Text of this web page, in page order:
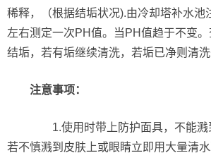
稀释，（根据结垢状况).由冷却塔补水池
左右测定一次PH值。当PH值趋于不变
结垢，若有垢继续清洗，若垢已净则清洗
注意事项：
1.使用时带上防护面具，不能溅
若不慎溅到皮肤上或眼睛立即用大量清水